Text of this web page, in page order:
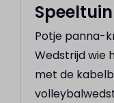
Speeltuin
Potje panna-
Wedstrijd wie
met de